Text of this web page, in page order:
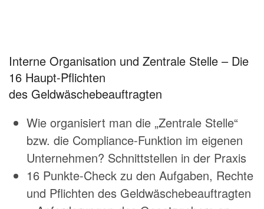
Interne Organisation und Zentrale Stelle – Die
16 Haupt-Pflichten
des Geldwäschebeauftragten
Wie organisiert man die „Zentrale Stelle“
bzw. die Compliance-Funktion im eigenen
Unternehmen? Schnittstellen in der Praxis
16 Punkte-Check zu den Aufgaben, Rechte
und Pflichten des Geldwäschebeauftragten